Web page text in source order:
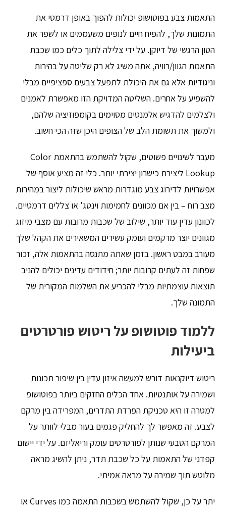
התאמות צבע בפוטושופ יכולות להפוך באופן דרמטי את
התמונות שלך, להפיח חיים לנופים משעממים או לשפר את
הטון הרגשי של דיוקן. על ידי צלילה לתוך כלים כמו שכבת
התאמת הגוון/רוויה, אתה משיג לא רק שליטה על בהירות
וניגודיות אלא גם את היכולת לתפעל צבעים ספציפיים מבלי
להשפיע על אחרים. השליטה המדויקת הזו מאפשרת לאמנים
ולצלמים להדגיש אלמנטים מסוימים בקומפוזיציה שלהם,
ולמשוך את תשומת הלב של הצופים היכן שזה הכי חשוב.
מעבר לשינויים פשוטים, שקול להשתמש בהתאמת Color
Lookup ליצירת כישרון יצירתי יותר. כלי זה מציע אוסף של
אפשרויות לדירוג צבע מוגדרות מראש שיכולות ליצור במהירות
מצב רוח – בין אם מכוונים לחמימות וינטג' או צללים דרמטיים.
לכוונון עדין עוד יותר, שילוב של שכבות מרובות עם מצבי מיזוג
מגוונים יוצר מרקמים ועומק עשירים המשאירים את הקהל שלך
מעורב במבט ראשון. בזמן שאתה מתנסה בהתאמות אלה, זכור
שפחות זה לעתים קרובות יותר; חידודים עדינים יכולים להניב
תוצאות עוצמתיות מבלי להכריע את השלמות המקורית של
התמונה שלך.
ללמוד פוטושופ על ריטוש פורטרטים
ביעילות
ריטוש דיוקנאות דורש למעשה איזון עדין בין שיפור תכונות
ושמירה על אותנטיות. אחד הכלים החזקים ביותר בפוטושופ
למטרה זו היא טכניקת הפרדת התדרים, המפרידה בין מרקם
לצבע. זה מאפשר לך להחליק פגמים בעור מבלי לוותר על
המרקם הטבעי שנותן לפורטרטים עומק וריאליזם. על ידי יישום
קפדני של התאמות על כל שכבת תדר, ניתן להשיג מראה
מלוטש תוך שמירה על מראה אמיתי.
יתר על כן, שקול להשתמש בשכבות התאמה כמו Curves או